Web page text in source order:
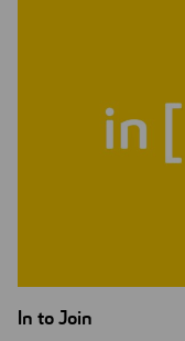
In to Join